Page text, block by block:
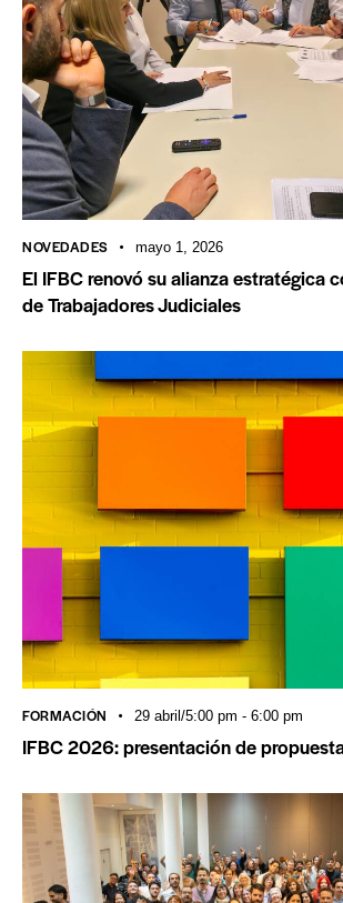
NOVEDADES mayo 1, 2026
El IFBC renovó su alianza estratégica
de Trabajadores Judiciales
FORMACIÓN 29 abril/5:00 pm - 6:00 pm
IFBC 2026: presentación de